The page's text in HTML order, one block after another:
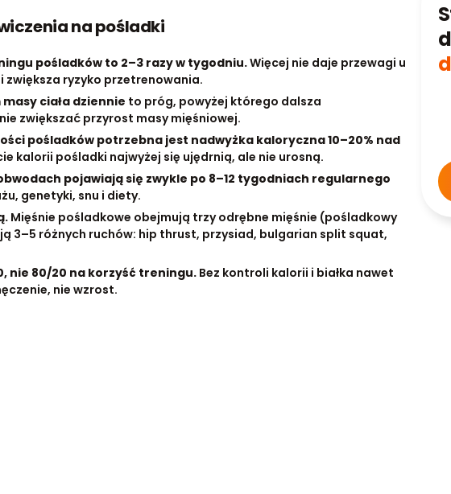
na pośladki
pośladków to 2–3 razy w tygodniu.Więcej nie daje przewagi u
ryzyko przetrenowania.
masy ciała dziennie to próg, powyżej którego dalsza
zwiększać przyrost masy mięśniowej.
pośladków potrzebna jest nadwyżka kaloryczna 10–20% nad
kalorii pośladki najwyżej się ujędrnią, ale nie urosną.
pojawiają się zwykle po 8–12 tygodniach regularnego
genetyki, snu i diety.
Mięśnie pośladkowe obejmują trzy odrębne mięśnie (pośladkowy
3–5 różnych ruchów: hip thrust, przysiad, bulgarian split squat,
nie 80/20 na korzyść treningu.Bez kontroli kalorii i białka nawet
nie wzrost.